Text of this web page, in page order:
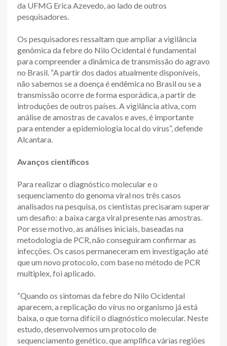
da UFMG Erica Azevedo, ao lado de outros
pesquisadores.
Os pesquisadores ressaltam que ampliar a vigilância
genômica da febre do Nilo Ocidental é fundamental
para compreender a dinâmica de transmissão do agravo
no Brasil. “A partir dos dados atualmente disponíveis,
não sabemos se a doença é endêmica no Brasil ou se a
transmissão ocorre de forma esporádica, a partir de
introduções de outros países. A vigilância ativa, com
análise de amostras de cavalos e aves, é importante
para entender a epidemiologia local do vírus”, defende
Alcantara.
Avanços científicos
Para realizar o diagnóstico molecular e o
sequenciamento do genoma viral nos três casos
analisados na pesquisa, os cientistas precisaram superar
um desafio: a baixa carga viral presente nas amostras.
Por esse motivo, as análises iniciais, baseadas na
metodologia de PCR, não conseguiram confirmar as
infecções. Os casos permaneceram em investigação até
que um novo protocolo, com base no método de PCR
multiplex, foi aplicado.
“Quando os sintomas da febre do Nilo Ocidental
aparecem, a replicação do vírus no organismo já está
baixa, o que torna difícil o diagnóstico molecular. Neste
estudo, desenvolvemos um protocolo de
sequenciamento genético, que amplifica várias regiões